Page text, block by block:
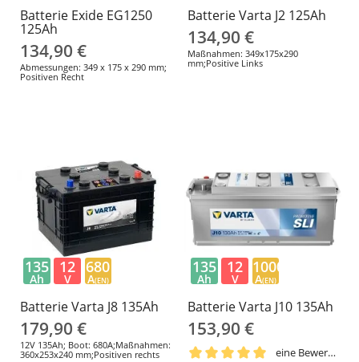
Batterie Exide EG1250
125Ah
134,90 €
Abmessungen: 349 x 175 x 290 mm;
Positiven Recht
Batterie Varta J2 125Ah
134,90 €
Maßnahmen: 349x175x290
mm;Positive Links
Batterie Varta J8 135Ah
179,90 €
12V 135Ah; Boot: 680A;Maßnahmen:
360x253x240 mm;Positiven rechts
135
Ah
12
V
680
A(EN)
Batterie Varta J10 135Ah
153,90 €
eine Bewertung
135
Ah
12
V
1000
A(EN)